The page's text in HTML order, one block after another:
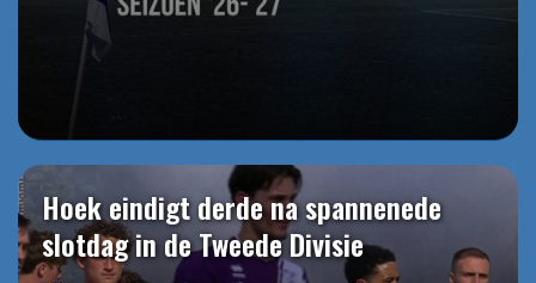
Hoek eindigt derde na spannenede
slotdag in de Tweede Divisie